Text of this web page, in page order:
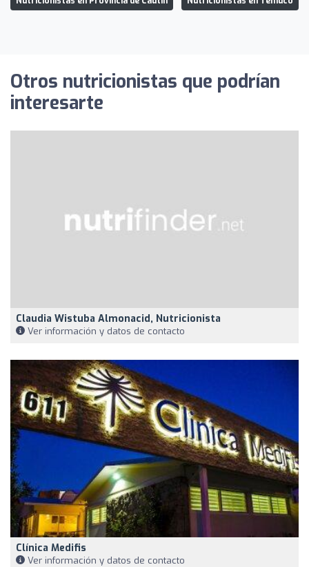
Otros nutricionistas que podrían
interesarte
Claudia Wistuba Almonacid, Nutricionista
Ver información y datos de contacto
Clínica Medifis
Ver información y datos de contacto